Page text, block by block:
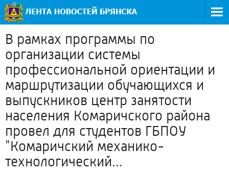
В рамках программы по
организации системы
профессиональной ориентации и
маршрутизации обучающихся и
выпускников центр занятости
населения Комаричского района
провел для студентов ГБПОУ
"Комаричский механико-
технологический...